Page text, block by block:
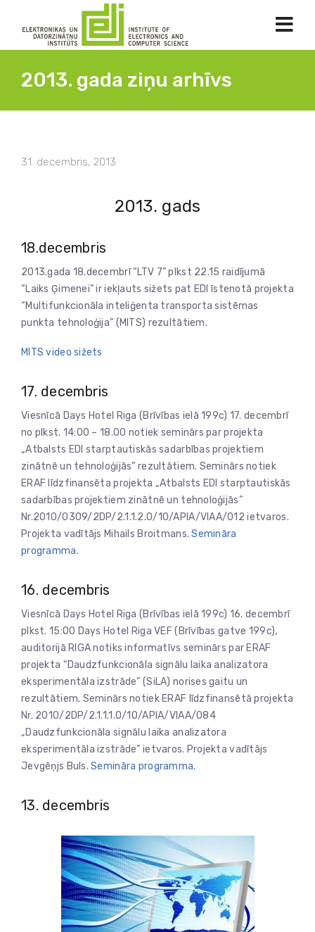
2013. gada ziņu arhīvs
31. decembris, 2013
2013. gads
18.decembris
2013.gada 18.decembrī “LTV 7” plkst 22.15 raidījumā
“Laiks Ģimenei” ir iekļauts sižets pat EDI īstenotā projekta
“Multifunkcionāla inteliģenta transporta sistēmas
punkta tehnoloģija” (MITS) rezultātiem.
MITS video sižets
17. decembris
Viesnīcā Days Hotel Riga (Brīvības ielā 199c) 17. decembrī
no plkst. 14:00 – 18.00 notiek seminārs par projekta
„Atbalsts EDI starptautiskās sadarbības projektiem
zinātnē un tehnoloģijās” rezultātiem. Seminārs notiek
ERAF līdzfinansēta projekta „Atbalsts EDI starptautiskās
sadarbības projektiem zinātnē un tehnoloģijās”
Nr.2010/0309/2DP/2.1.1.2.0/10/APIA/VIAA/012 ietvaros.
Projekta vadītājs Mihails Broitmans.Semināra
programma.
16. decembris
Viesnīcā Days Hotel Riga (Brīvības ielā 199c) 16. decembrī
plkst. 15:00 Days Hotel Riga VEF (Brīvības gatve 199c),
auditorijā RIGA notiks informatīvs seminārs par ERAF
projekta “Daudzfunkcionāla signālu laika analizatora
eksperimentāla izstrāde” (SiLA) norises gaitu un
rezultātiem. Seminārs notiek ERAF līdzfinansētā projekta
Nr. 2010/2DP/2.1.1.1.0/10/APIA/VIAA/084
„Daudzfunkcionāla signālu laika analizatora
eksperimentāla izstrāde” ietvaros. Projekta vadītājs
Jevgēņjs Buls.Semināra programma.
13. decembris